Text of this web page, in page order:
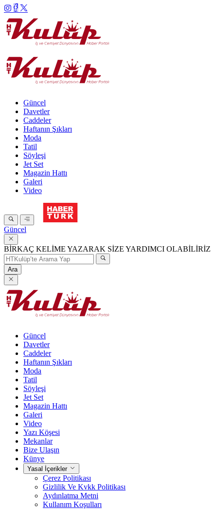
Güncel
Davetler
Caddeler
Haftanın Şıkları
Moda
Tatil
Söyleşi
Jet Set
Magazin Hattı
Galeri
Video
Güncel
BİRKAÇ KELİME YAZARAK SİZE YARDIMCI OLABİLİRİZ
Ara
Güncel
Davetler
Caddeler
Haftanın Şıkları
Moda
Tatil
Söyleşi
Jet Set
Magazin Hattı
Galeri
Video
Yazı Köşesi
Mekanlar
Bize Ulaşın
Künye
Yasal İçerikler
Çerez Politikası
Gizlilik Ve Kvkk Politikası
Aydınlatma Metni
Kullanım Koşulları